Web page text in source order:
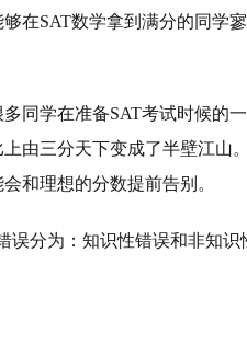
在SAT数学拿到满分的同学
同学在准备SAT考试时候的
由三分天下变成了半壁江山
和理想的分数提前告别。
分为：知识性错误和非知识